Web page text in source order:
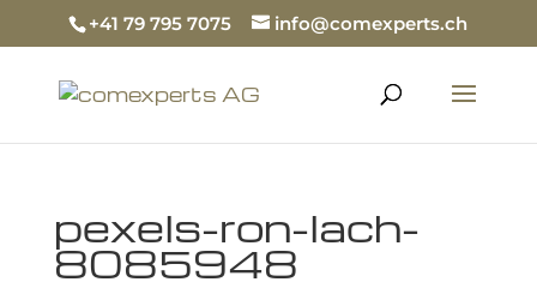
+41 79 795 7075 info@comexperts.ch
pexels-ron-lach-
8085948